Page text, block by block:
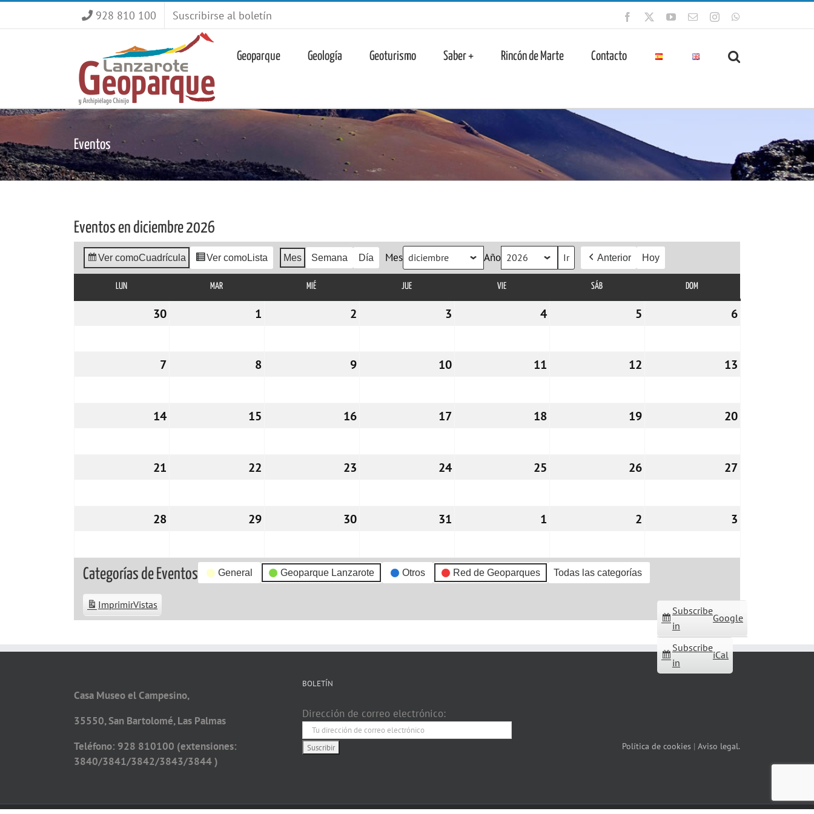
928 810 100 Suscribirse al boletín Facebook YouTube
CorreoInstagram
Geoparque Geología Geoturismo Saber + Rincón de Marte Contacto
Eventos
Eventos en diciembre 2026
Ver comoCuadrícula Ver comoLista Mes Semana Día Mes Año Anterior Hoy
LUNLUNES MARMARTES MIÉ JUEJUEVES VIEVIERNES SÁBSÁBADO DOM
3030/11/2026 1 2 3 404/12/2026 5 606/12/2026
707/12/2026 808/12/2026 909/12/2026 1010/12/2026 11 12 13
1414/12/2026 15 1616/12/2026 1717/12/2026 1818/12/2026 1919/12/2026 2020/12/2026
21 22 23 2424/12/2026 25 2626/12/2026 2727/12/2026
2828/12/2026 2929/12/2026 3030/12/2026 31 1 2 3
Categorías de Eventos General Geoparque Lanzarote Otros Red de Geoparques Todas las categorías
Subscribe
in
Google
Subscribe
in
iCal
ImprimirVistas
Casa Museo el Campesino,
35550, San Bartolomé, Las Palmas
Teléfono: 928 810100 (extensiones:
3840/3841/3842/3843/3844 )
BOLETÍN
Dirección de correo electrónico:
Política de cookies | Aviso legal.